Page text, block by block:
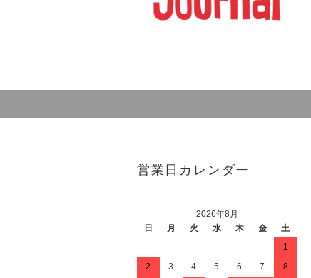
営業日カレンダー
2026年8月
日
月 火 水 木 金
土
1
2
3 4 5 6 7
8